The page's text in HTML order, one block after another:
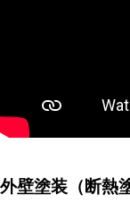
外壁塗装 （断熱